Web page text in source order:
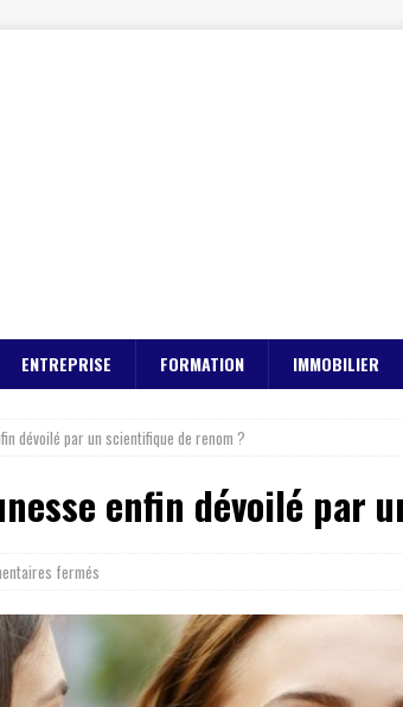
ENTREPRISE FORMATION IMMOBILIER
dévoilé par un scientifique de renom ?
enfin dévoilé par
fermés